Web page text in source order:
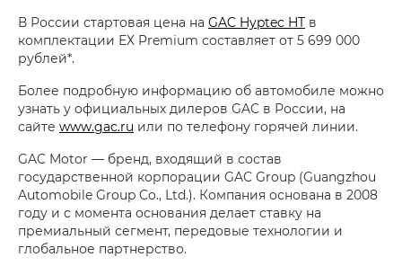
В России стартовая цена на GAC Hyptec HT в
комплектации ЕХ Premium составляет от 5 699 000
рублей*.
Более подробную информацию об автомобиле можно
узнать у официальных дилеров GAC в России, на
сайте www.gac.ru или по телефону горячей линии.
GAC Motor — бренд, входящий в состав
государственной корпорации GAC Group (Guangzhou
Automobile Group Co., Ltd.). Компания основана в 2008
году и с момента основания делает ставку на
премиальный сегмент, передовые технологии и
глобальное партнерство.